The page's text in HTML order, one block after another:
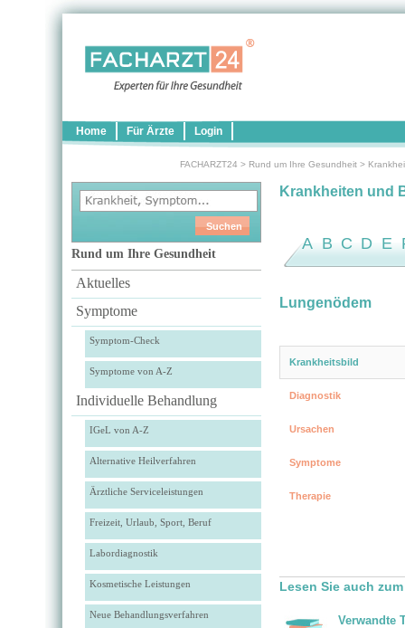
Home Für Ärzte Login
FACHARZT24 > Rund um Ihre Gesundheit >
Rund um Ihre Gesundheit
Aktuelles
Symptome
Symptom-Check
Symptome von A-Z
Individuelle Behandlung
IGeL von A-Z
Alternative Heilverfahren
Ärztliche Serviceleistungen
Freizeit, Urlaub, Sport, Beruf
Labordiagnostik
Kosmetische Leistungen
Neue Behandlungsverfahren
Krankheiten und
A B C D E
Lungenödem
Krankheitsbild
Diagnostik
Ursachen
Symptome
Therapie
Lesen Sie auch
Verwandte